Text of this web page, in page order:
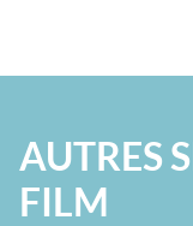
AUTRES
FILM